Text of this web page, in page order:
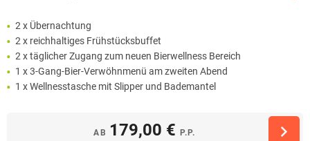
2 x Übernachtung
2 x reichhaltiges Frühstücksbuffet
2 x täglicher Zugang zum neuen Bierwellness Bereich
1 x 3-Gang-Bier-Verwöhnmenü am zweiten Abend
1 x Wellnesstasche mit Slipper und Bademantel
AB 179,00 € P.P.